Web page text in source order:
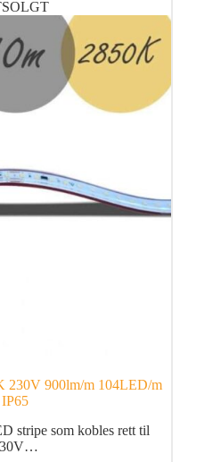
230V 900lm/m 104LED/m
IP65
stripe som kobles rett til